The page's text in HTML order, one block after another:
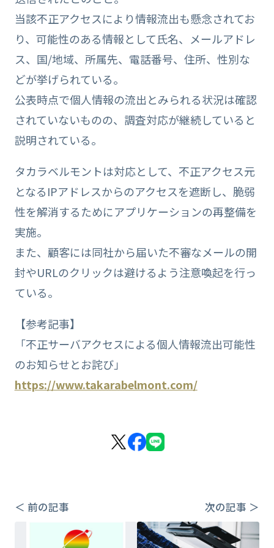
当該不正アクセスにより情報流出も懸念されてお
り、可能性のある情報として氏名、メールアドレ
ス、国/地域、所属先、電話番号、住所、性別な
どが挙げられている。
公表時点で個人情報の流出とみられる状況は確認
されていないものの、調査対応が継続していると
説明されている。
タカラベルモントは対応として、不正アクセス元
となるIPアドレスからのアクセスを遮断し、脆弱
性を解消するためにアプリケーションの再整備を
実施。
また、顧客には同社から届いた不審なメールの開
封やURLのクリックは避けるよう注意喚起を行っ
ている。
【参考記事】
「不正サーバアクセスによる個人情報流出可能性
のお知らせとお詫び」
https://www.takarabelmont.com/
＜ 前の記事 次の記事 ＞